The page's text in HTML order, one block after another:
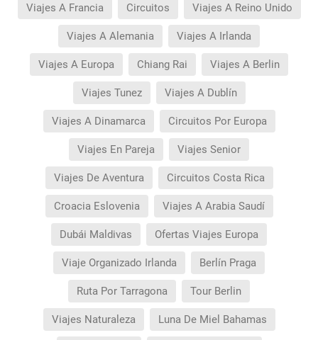
Viajes A Francia Circuitos Viajes A Reino Unido
Viajes A Alemania Viajes A Irlanda
Viajes A Europa Chiang Rai Viajes A Berlin
Viajes Tunez Viajes A Dublín
Viajes A Dinamarca Circuitos Por Europa
Viajes En Pareja Viajes Senior
Viajes De Aventura Circuitos Costa Rica
Croacia Eslovenia Viajes A Arabia Saudí
Dubái Maldivas Ofertas Viajes Europa
Viaje Organizado Irlanda Berlín Praga
Ruta Por Tarragona Tour Berlin
Viajes Naturaleza Luna De Miel Bahamas